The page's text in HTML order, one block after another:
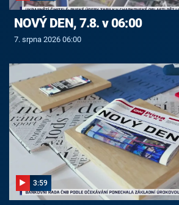
NOVÝ DEN, 7.8. v 06:00
7. srpna 2026 06:00
3:59